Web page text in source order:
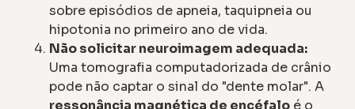
sobre episódios de apneia, taquipneia ou
hipotonia no primeiro ano de vida.
Não solicitar neuroimagem adequada:
Uma tomografia computadorizada de crânio
pode não captar o sinal do "dente molar". A
ressonância magnética de encéfalo é o